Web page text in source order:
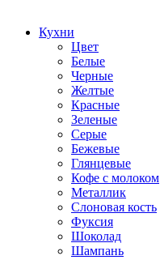
Кухни
Цвет
Белые
Черные
Желтые
Красные
Зеленые
Серые
Бежевые
Глянцевые
Кофе с молоком
Металлик
Слоновая кость
Фуксия
Шоколад
Шампань